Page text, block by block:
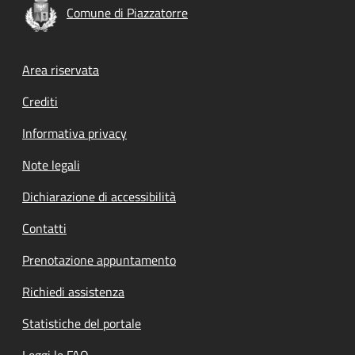
Comune di Piazzatorre
Footer menu
Area riservata
Crediti
Informativa privacy
Note legali
Dichiarazione di accessibilità
Contatti
Prenotazione appuntamento
Richiedi assistenza
Statistiche del portale